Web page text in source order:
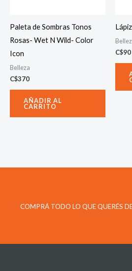
Paleta de Sombras Tonos
Rosas- Wet N Wild- Color
Icon
Belleza
C$370
AÑADIR AL
CARRITO
C$90
COMPRÁ TODO LO QUE QUERÉS